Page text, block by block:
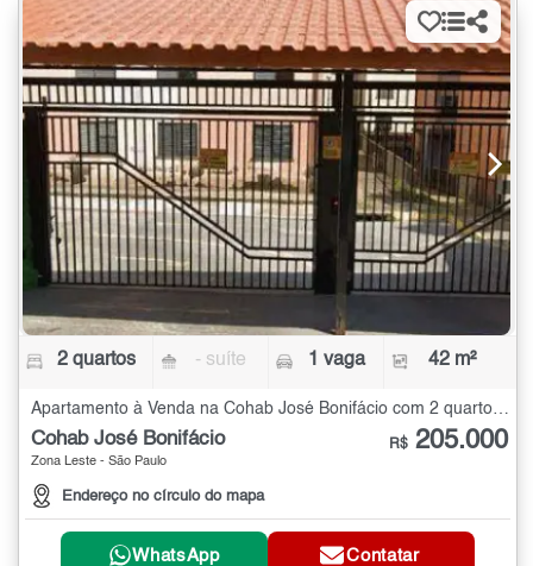
2 quartos - suíte 1 vaga 42 m²
Apartamento à Venda na Cohab José Bonifácio com 2 quartos - 42 m²
Cohab José Bonifácio
Zona Leste - São Paulo
Endereço no círculo do mapa
R$ 205.000
WhatsApp Contatar